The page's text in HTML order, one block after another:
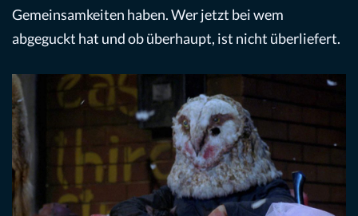
Gemeinsamkeiten haben. Wer jetzt bei wem
abgeguckt hat und ob überhaupt, ist nicht überliefert.